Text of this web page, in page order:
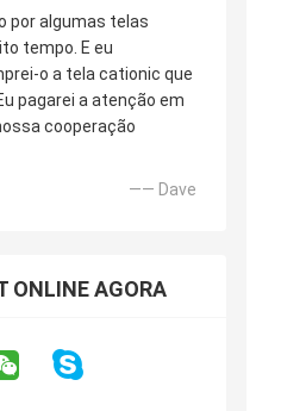
por algumas telas
tempo. E eu
o a tela cationic que
pagarei a atenção em
cooperação
—— Dave
ONLINE AGORA